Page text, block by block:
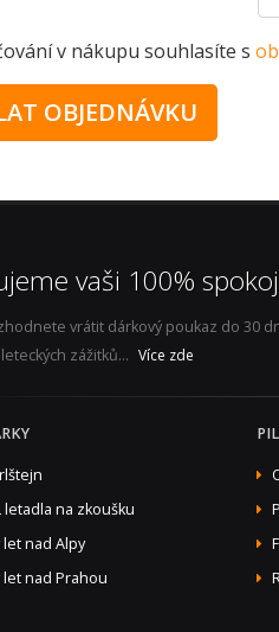
v nákupu souhlasíte s
vaši 100%
vrátit dárkový poukaz do 30
zážitků... Více zde
letadla na zkoušku
nad Alpy
let nad Prahou